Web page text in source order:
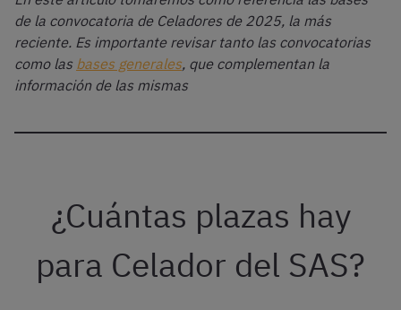
de la convocatoria de Celadores de 2025, la más
reciente. Es importante revisar tanto las convocatorias
como las bases generales, que complementan la
información de las mismas
¿Cuántas plazas hay
para Celador del SAS?